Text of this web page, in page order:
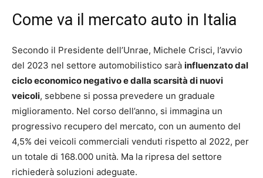
Come va il mercato auto in Italia
Secondo il Presidente dell’Unrae, Michele Crisci, l’avvio
del 2023 nel settore automobilistico sarà influenzato dal
ciclo economico negativo e dalla scarsità di nuovi
veicoli, sebbene si possa prevedere un graduale
miglioramento. Nel corso dell’anno, si immagina un
progressivo recupero del mercato, con un aumento del
4,5% dei veicoli commerciali venduti rispetto al 2022, per
un totale di 168.000 unità. Ma la ripresa del settore
richiederà soluzioni adeguate.